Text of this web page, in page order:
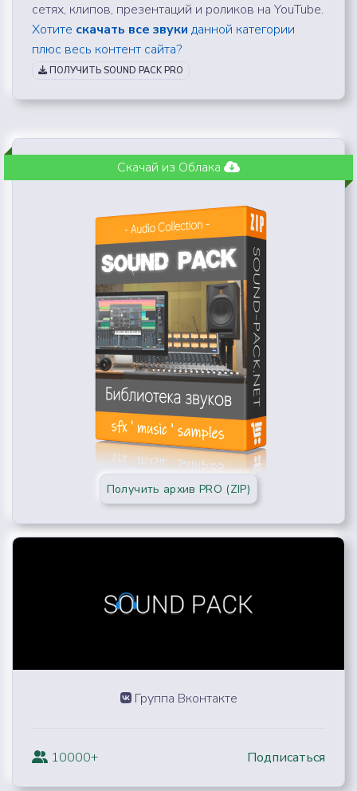
сетях, клипов, презентаций и роликов на YouTube.
Хотите скачать все звуки данной категории
плюс весь контент сайта?
ПОЛУЧИТЬ SOUND PACK PRO
Скачай из Облака
Получить архив PRO (ZIP)
Группа Вконтакте
10000+ Подписаться